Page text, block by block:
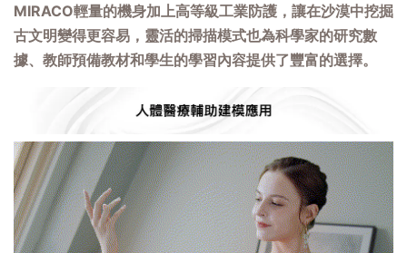
MIRACO輕量的機身加上高等級工業防護，讓在沙漠中挖掘
古文明變得更容易，靈活的掃描模式也為科學家的研究數
據、教師預備教材和學生的學習內容提供了豐富的選擇。